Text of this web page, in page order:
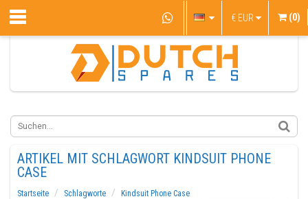
€ EUR (0)
ARTIKEL MIT SCHLAGWORT KINDSUIT PHONE
CASE
Startseite Schlagworte
Kindsuit Phone Case